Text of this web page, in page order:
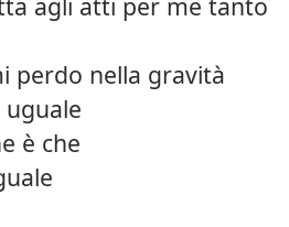
perdo nella gravità
è che